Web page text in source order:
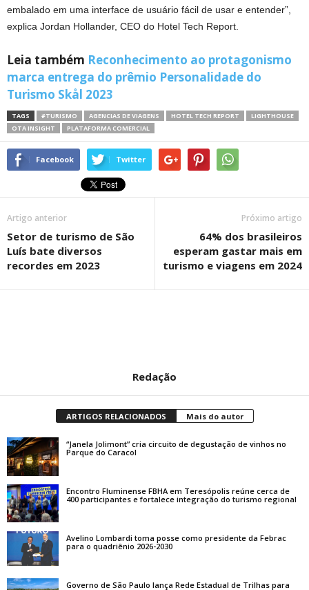
embalado em uma interface de usuário fácil de usar e entender”,
explica Jordan Hollander, CEO do Hotel Tech Report.
Leia também Reconhecimento ao protagonismo
marca entrega do prêmio Personalidade do
Turismo Skål 2023
TAGS #TURISMO AGENCIAS DE VIAGENS HOTEL TECH REPORT
LIGHTHOUSE
OTA INSIGHT
PLATAFORMA COMERCIAL
Facebook Twitter
Artigo anterior
Setor de turismo de São
Luís bate diversos
recordes em 2023
Próximo artigo
64% dos brasileiros
esperam gastar mais em
turismo e viagens em 2024
Redação
ARTIGOS RELACIONADOS Mais do autor
“Janela Jolimont” cria circuito de degustação de vinhos no
Parque do Caracol
Encontro Fluminense FBHA em Teresópolis reúne cerca de
400 participantes e fortalece integração do turismo regional
Avelino Lombardi toma posse como presidente da Febrac
para o quadriênio 2026-2030
Governo de São Paulo lança Rede Estadual de Trilhas para